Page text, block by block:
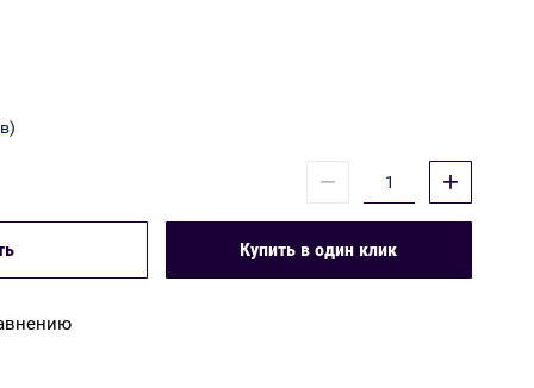
− +
Купить в один клик